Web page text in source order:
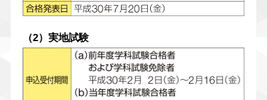
（2）実地試験